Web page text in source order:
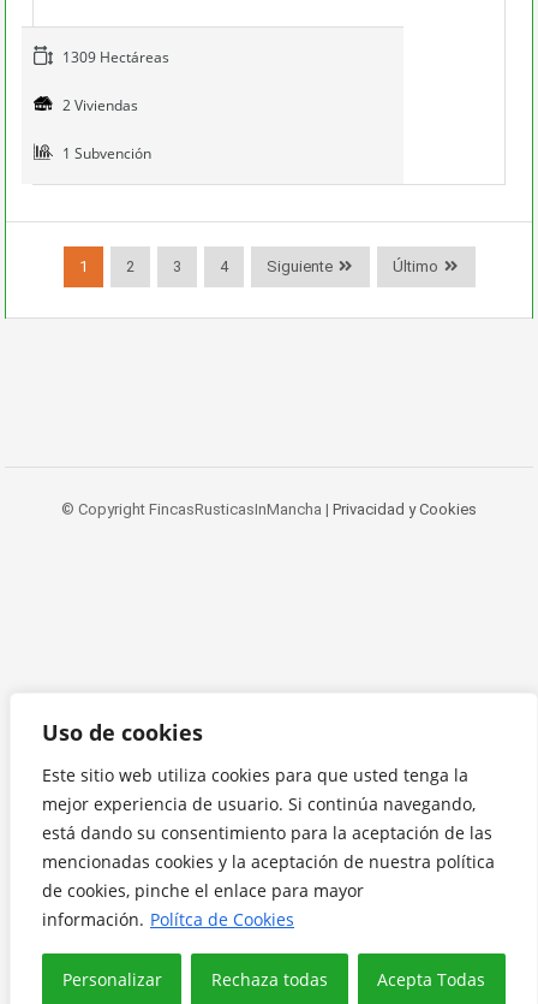
Uso de cookies
Este sitio web utiliza cookies para que usted tenga la
mejor experiencia de usuario. Si continúa navegando,
está dando su consentimiento para la aceptación de las
mencionadas cookies y la aceptación de nuestra política
de cookies, pinche el enlace para mayor
información. Polítca de Cookies
Personalizar Rechaza todas Acepta Todas
1309 Hectáreas
2 Viviendas
1 Subvención
1 2 3 4 Siguiente Último
© Copyright FincasRusticasInMancha | Privacidad y Cookies